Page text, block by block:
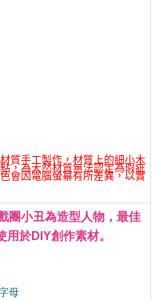
質手工製作，材質上的細小木
，為天然材質無法認定為瑕疵
會因電腦螢幕有所差異，以實
團小丑為造型人物，最佳
於DIY創作素材。
母